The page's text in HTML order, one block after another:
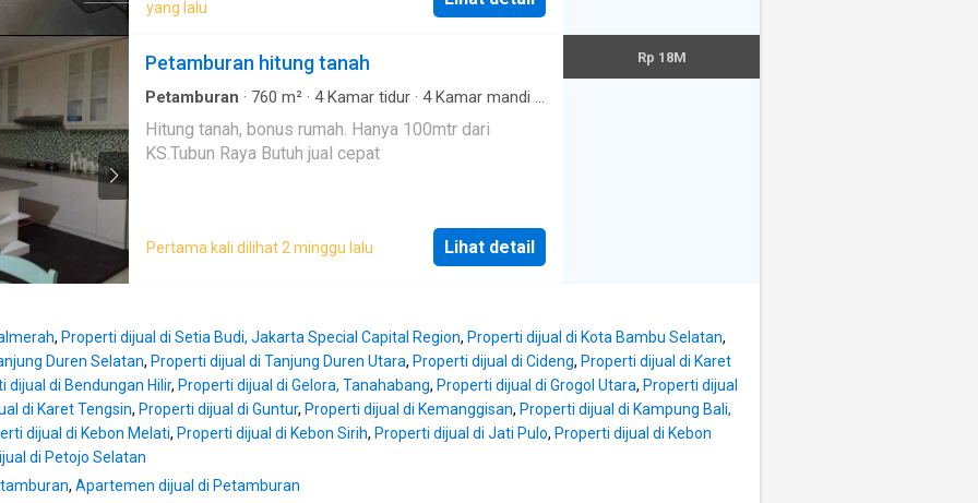
yang lalu
Petamburan hitung tanah
Petamburan · 760 m² · 4Kamar tidur · 4Kamar mandi ·
Hitung tanah, bonus rumah. Hanya 100mtr dari
KS.Tubun Raya Butuh jual cepat
Pertama kali dilihat 2 minggu lalu Lihat detail
Rp 18M
, Properti dijual di Setia Budi, Jakarta Special Capital Region, Properti dijual di Kota Bambu Selatan,
Duren Selatan, Properti dijual di Tanjung Duren Utara, Properti dijual di Cideng, Properti dijual di Karet
dijual di Bendungan Hilir, Properti dijual di Gelora, Tanahabang, Properti dijual di Grogol Utara, Properti dijual
di Karet Tengsin, Properti dijual di Guntur, Properti dijual di Kemanggisan, Properti dijual di Kampung Bali,
dijual di Kebon Melati, Properti dijual di Kebon Sirih, Properti dijual di Jati Pulo, Properti dijual di Kebon
di Petojo Selatan
, Apartemen dijual di Petamburan